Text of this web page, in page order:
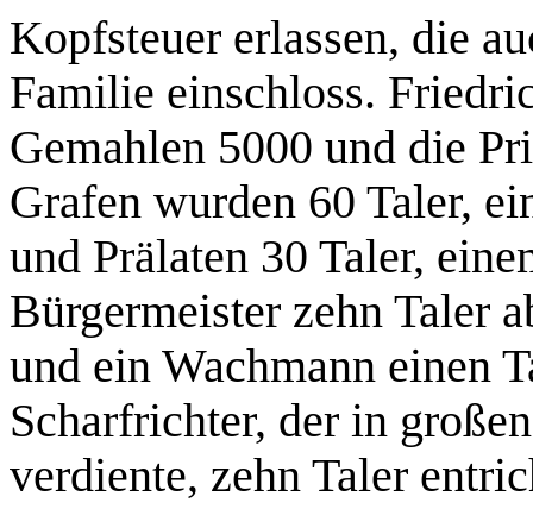
Kopfsteuer erlassen, die
Familie einschloss.
Gemahlen 5000 und die
Grafen wurden 60 Taler,
und Prälaten 30 Taler,
Bürgermeister zehn Taler
und ein Wachmann einen
Scharfrichter, der in
verdiente, zehn Taler